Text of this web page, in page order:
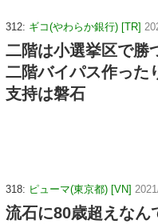
312: ギコ(やわらか銀行) [TR]
二階は小選挙区で勝
二階バイパス作った
支持は磐石
318: ピューマ(東京都) [VN]
流石に80歳超えなん